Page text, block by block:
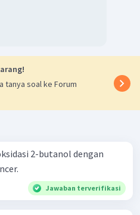
tanya soal ke Forum
2-butanol dengan
Jawaban terverifikasi